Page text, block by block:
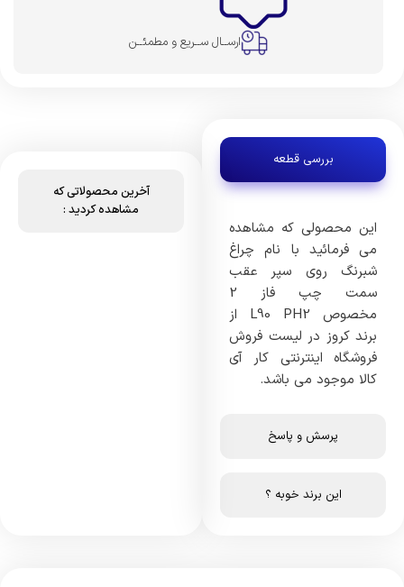
ارســال ســریع و مطمئــن
بررسی قطعه
پرسش و پاسخ
این برند خوبه ؟
این محصولی که مشاهده
می فرمائید با نام چراغ
شبرنگ روی سپر عقب
سمت چپ فاز 2
مخصوص L90 PH2 از
برند کروز در لیست فروش
فروشگاه اینترنتی کار آی
کالا موجود می باشد.
آخرین محصولاتی که
مشاهده کردید :